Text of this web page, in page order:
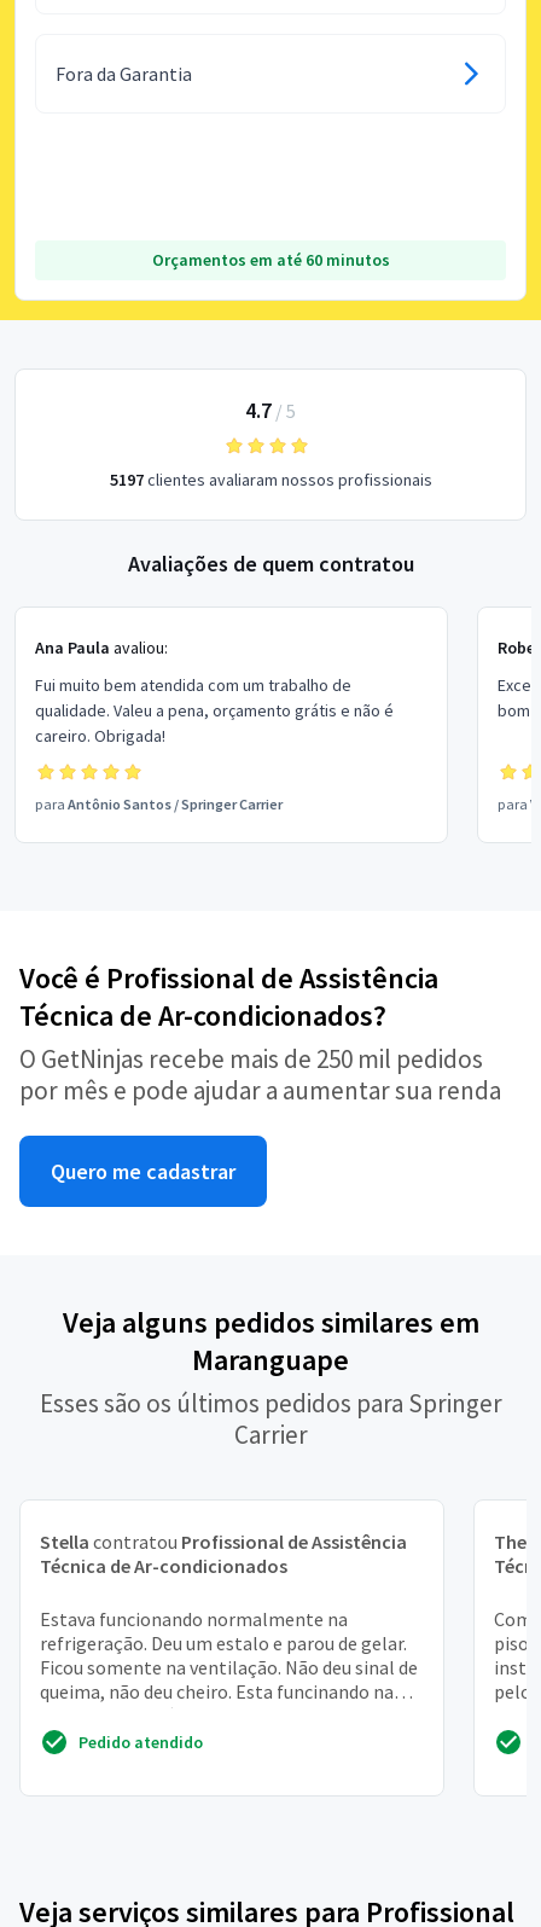
Fora da Garantia
Orçamentos em até 60 minutos
4.7 / 5
5197clientes avaliaram nossos profissionais
Avaliações de quem contratou
Ana Paula avaliou:
Fui muito bem atendida com um trabalho de
qualidade. Valeu a pena, orçamento grátis e não é
careiro. Obrigada!
para Antônio Santos /Springer Carrier
bom
para
Você é Profissional de Assistência
Técnica de Ar-condicionados?
O GetNinjas recebe mais de 250 mil pedidos
por mês e pode ajudar a aumentar sua renda
Quero me cadastrar
Veja alguns pedidos similares em
Maranguape
Esses são os últimos pedidos para Springer
Carrier
Stella contratou Profissional de Assistência
Técnica de Ar-condicionados
Estava funcionando normalmente na
refrigeração. Deu um estalo e parou de gelar.
Ficou somente na ventilação. Não deu sinal de
queima, não deu cheiro. Esta funcinando na
ventilação. Ele é ...
Pedido atendido
Theo
piso
Veja serviços similares para Profissional